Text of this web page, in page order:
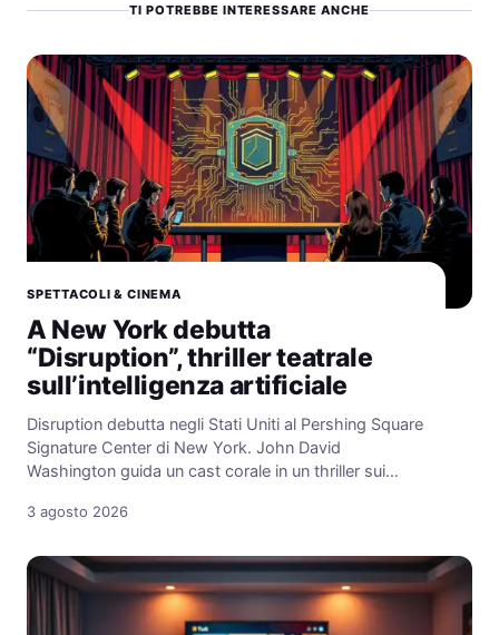
TI POTREBBE INTERESSARE ANCHE
SPETTACOLI & CINEMA
A New York debutta
“Disruption”, thriller teatrale
sull’intelligenza artificiale
Disruption debutta negli Stati Uniti al Pershing Square
Signature Center di New York. John David
Washington guida un cast corale in un thriller sui…
3 agosto 2026